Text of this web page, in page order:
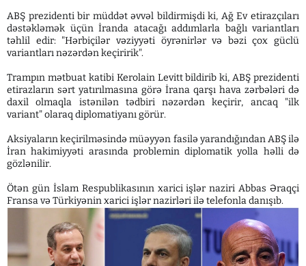
ABŞ prezidenti bir müddət əvvəl bildirmişdi ki, Ağ Ev etirazçıları
dəstəkləmək üçün İranda atacağı addımlarla bağlı variantları
təhlil edir: "Hərbiçilər vəziyyəti öyrənirlər və bəzi çox güclü
variantları nəzərdən keçiririk".
Trampın mətbuat katibi Kerolain Levitt bildirib ki, ABŞ prezidenti
etirazların sərt yatırılmasına görə İrana qarşı hava zərbələri də
daxil olmaqla istənilən tədbiri nəzərdən keçirir, ancaq "ilk
variant" olaraq diplomatiyanı görür.
Aksiyaların keçirilməsində müəyyən fasilə yarandığından ABŞ ilə
İran hakimiyyəti arasında problemin diplomatik yolla həlli də
gözlənilir.
Ötən gün İslam Respublikasının xarici işlər naziri Abbas Əraqçi
Fransa və Türkiyənin xarici işlər nazirləri ilə telefonla danışıb.